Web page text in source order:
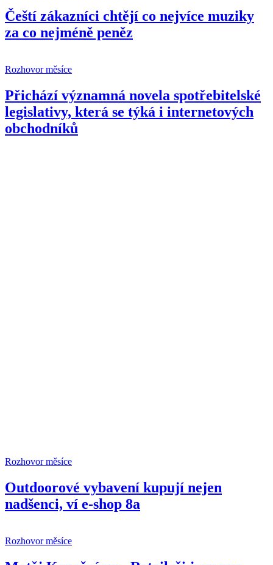
Čeští zákazníci chtějí co nejvíce muziky
za co nejméně peněz
Rozhovor měsíce
Přichází významná novela spotřebitelské
legislativy, která se týká i internetových
obchodníků
Rozhovor měsíce
Outdoorové vybavení kupují nejen
nadšenci, ví e-shop 8a
Rozhovor měsíce